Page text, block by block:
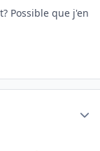
Possible que j'en